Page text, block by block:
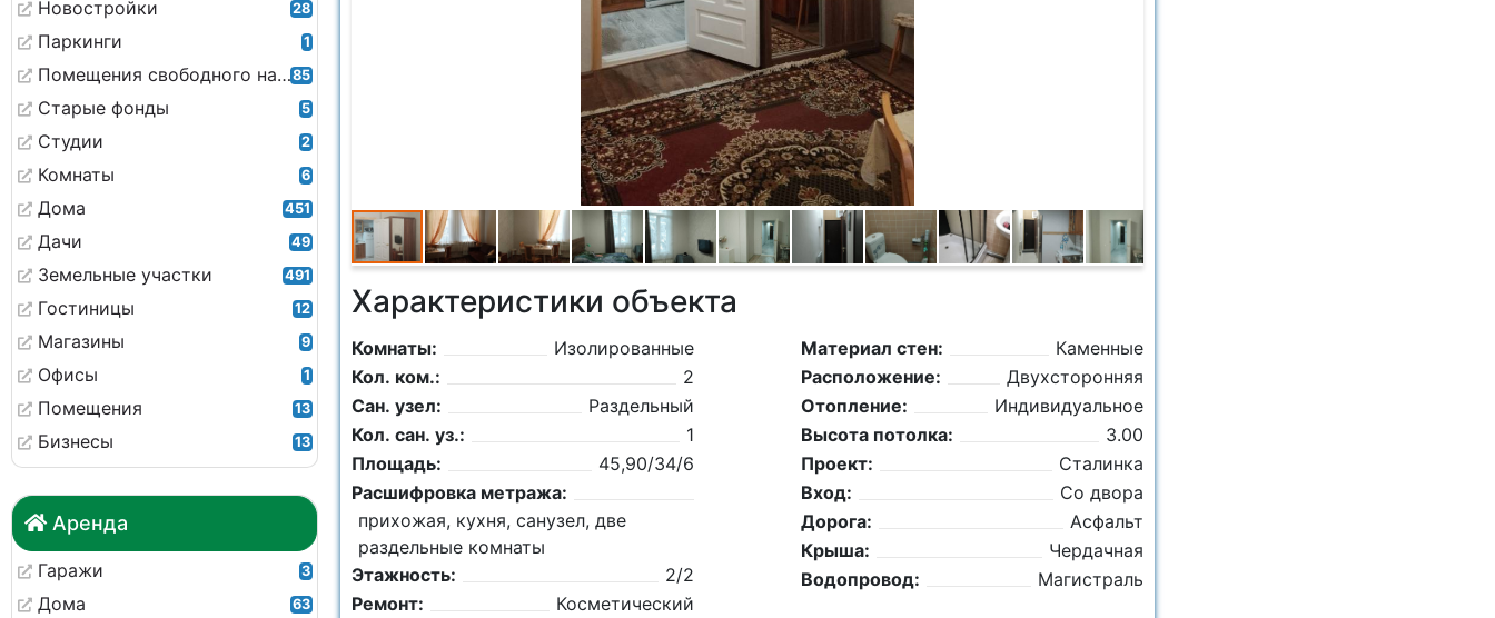
Новостройки 28
Паркинги 1
Помещения свободного назначения85
Старые фонды 5
Студии 2
Комнаты 6
Дома 451
Дачи 49
Земельные участки 491
Гостиницы 12
Магазины 9
Офисы 1
Помещения 13
Бизнесы 13
Аренда
Гаражи 3
Дома 63
Характеристики объекта
Комнаты:
Изолированные
Кол. ком.:
2
Сан. узел:
Раздельный
Кол. сан. уз.:
1
Площадь:
45,90/34/6
Расшифровка метража:
прихожая, кухня, санузел, две
раздельные комнаты
Этажность:
2/2
Ремонт:
Косметический
Материал стен:
Каменные
Расположение:
Двухсторонняя
Отопление:
Индивидуальное
Высота потолка:
3.00
Проект:
Сталинка
Вход:
Со двора
Дорога:
Асфальт
Крыша:
Чердачная
Водопровод:
Магистраль